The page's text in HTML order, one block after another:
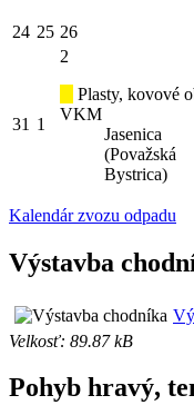
24 25 26
31 1
2
Plasty, kovové
VKM
Jasenica
(Považská
Bystrica)
Kalendár zvozu odpadu
Výstavba
Velkosť: 89.87 kB
Pohyb hravý,